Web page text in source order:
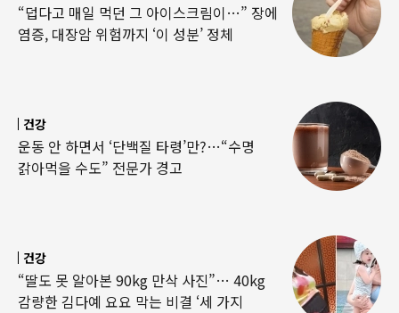
“덥다고 매일 먹던 그 아이스크림이…” 장에
염증, 대장암 위험까지 ‘이 성분’ 정체
건강
운동 안 하면서 ‘단백질 타령’만?…“수명
갉아먹을 수도” 전문가 경고
건강
“딸도 못 알아본 90kg 만삭 사진”… 40kg
감량한 김다예 요요 막는 비결 ‘세 가지